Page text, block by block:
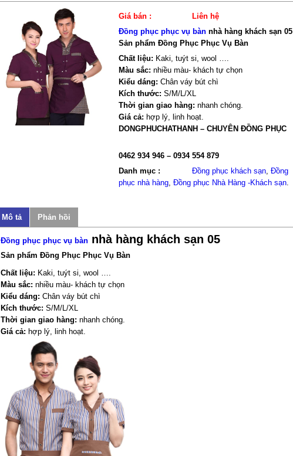
Giá bán :
Liên hệ
Đồng phục phục vụ bàn nhà hàng khách sạn 05
Sản phẩm Đồng Phục Phục Vụ Bàn
Chất liệu: Kaki, tuýt si, wool ….
Màu sắc: nhiều màu- khách tự chọn
Kiểu dáng: Chân váy bút chì
Kích thước: S/M/L/XL
Thời gian giao hàng: nhanh chóng.
Giá cả: hợp lý, linh hoạt.
DONGPHUCHATHANH – CHUYÊN ĐỒNG PHỤC
0462 934 946 – 0934 554 879
Danh mục :
Đồng phục khách sạn, Đồng
phục nhà hàng, Đồng phục Nhà Hàng -Khách sạn.
Mô tả Phản hồi
Đồng phục phục vụ bàn nhà hàng khách sạn 05
Sản phẩm Đồng Phục Phục Vụ Bàn
Chất liệu: Kaki, tuýt si, wool ….
Màu sắc: nhiều màu- khách tự chọn
Kiểu dáng: Chân váy bút chì
Kích thước: S/M/L/XL
Thời gian giao hàng: nhanh chóng.
Giá cả: hợp lý, linh hoạt.